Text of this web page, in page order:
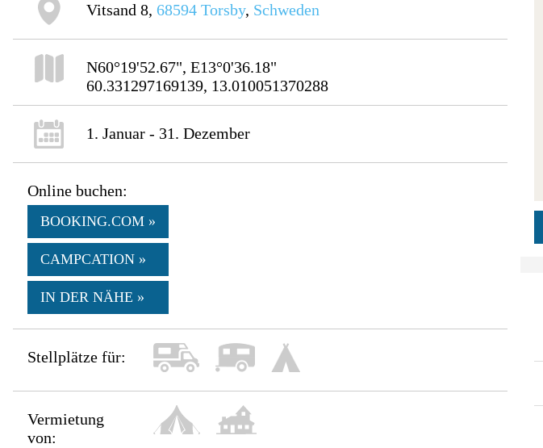
Vitsand 8, 68594 Torsby, Schweden
N60°19'52.67", E13°0'36.18"
60.331297169139, 13.010051370288
1. Januar - 31. Dezember
Online buchen:
BOOKING.COM »
CAMPCATION »
IN DER NÄHE »
Stellplätze für:
Vermietung
von: